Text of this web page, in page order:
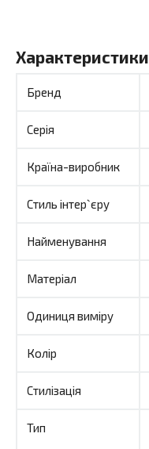
Характеристики
Бренд
Серія
Країна-виробник
Стиль інтер`єру
Найменування
Матеріал
Одиниця виміру
Колір
Стилізація
Тип